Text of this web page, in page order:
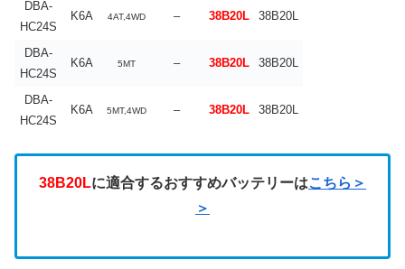
DBA-
HC24S
K6A 4AT,4WD – 38B20L 38B20L
DBA-
HC24S
K6A 5MT – 38B20L 38B20L
DBA-
HC24S
K6A 5MT,4WD – 38B20L 38B20L
38B20Lに適合するおすすめバッテリーはこちら＞
＞